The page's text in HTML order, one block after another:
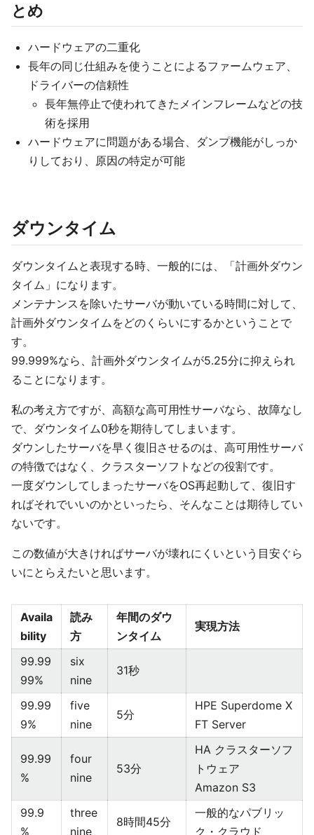
とめ
ハードウェアの二重化
長年の同じ仕組みを使うことによるファームウェア、
ドライバーの信頼性
長年無停止で使われてきたメインフレームなどの技
術を採用
ハードウェアに問題がある場合、ダンプ機能がしっか
りしており、原因の特定が可能
ダウンタイム
ダウンタイムと表現する時、一般的には、「計画外ダウン
タイム」になります。
メンテナンスを除いたサーバが動いている時間に対して、
計画外ダウンタイムをどのくらいにするかということで
す。
99.999%なら、計画外ダウンタイムが5.25分に抑えられ
ることになります。
私の考え方ですが、高額な高可用性サーバなら、故障なし
で、ダウンタイム0秒を期待してしまいます。
ダウンしたサーバを早く復旧させるのは、高可用性サーバ
の特徴ではなく、クラスターソフトなどの役割です。
一度ダウンしてしまったサーバをOS再起動して、復旧す
ればそれでいいのかといったら、そんなことは期待してい
ないです。
この数値が大きければサーバが壊れにくいという目安ぐら
いにとらえたいと思います。
Availa
bility
読み
方
年間のダウ
ンタイム
実現方法
99.99
99%
six
nine
31秒
99.99
9%
five
nine
5分
HPE Superdome X
FT Server
99.99
%
four
nine
53分
HA クラスターソフ
トウェア
Amazon S3
99.9
%
three
nine
8時間45分
一般的なパブリッ
ク・クラウド